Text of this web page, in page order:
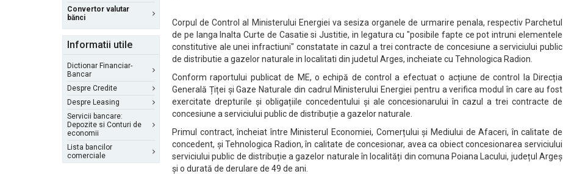
Convertor valutar
bănci
Informatii utile
Dictionar Financiar-
Bancar
Despre Credite
Despre Leasing
Servicii bancare:
Depozite si Conturi de
economii
Lista bancilor
comerciale
Corpul de Control al Ministerului Energiei va sesiza organele de urmarire penala, respectiv Parchetul
de pe langa Inalta Curte de Casatie si Justitie, in legatura cu "posibile fapte ce pot intruni elementele
constitutive ale unei infractiuni" constatate in cazul a trei contracte de concesiune a serviciului public
de distributie a gazelor naturale in localitati din judetul Arges, incheiate cu Tehnologica Radion.
Conform raportului publicat de ME, o echipă de control a efectuat o acțiune de control la Direcția
Generală Țiței și Gaze Naturale din cadrul Ministerului Energiei pentru a verifica modul în care au fost
exercitate drepturile și obligațiile concedentului și ale concesionarului în cazul a trei contracte de
concesiune a serviciului public de distribuție a gazelor naturale.
Primul contract, încheiat între Ministerul Economiei, Comerțului și Mediului de Afaceri, în calitate de
concedent, și Tehnologica Radion, în calitate de concesionar, avea ca obiect concesionarea serviciului
serviciului public de distribuție a gazelor naturale în localități din comuna Poiana Lacului, județul Argeș
și o durată de derulare de 49 de ani.